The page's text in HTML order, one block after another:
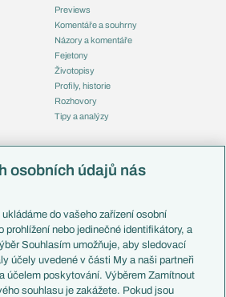
Previews
Komentáře a souhrny
Názory a komentáře
Fejetony
Životopisy
Profily, historie
Rozhovory
Tipy a analýzy
Česko
Francie
Itálie
Německo
Španělsko
Argentina
Brazílie
osobních údajů nás
ukládáme do vašeho zařízení osobní
prohlížení nebo jedinečné identifikátory, a
Souhlasím umožňuje, aby sledovací
účely uvedené v části My a naši partneři
účelem poskytování. Výběrem Zamítnout
souhlasu je zakážete. Pokud jsou